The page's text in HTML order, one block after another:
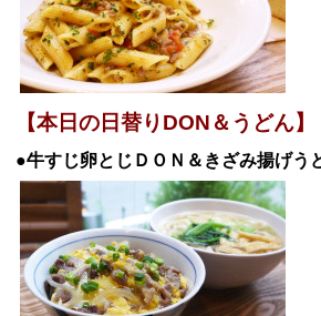
【本日の日替りDON＆うどん】
●牛すじ卵とじ ＤＯＮ＆きざみ揚げ